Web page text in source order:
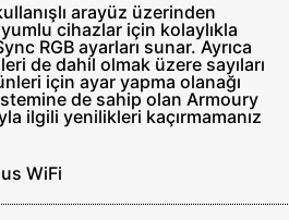
arayüz üzerinden
cihazlar için kolaylıkla
RGB ayarları sunar. Ayrıca
de dahil olmak üzere sayıları
için ayar yapma olanağı
de sahip olan Armoury
ilgili yenilikleri kaçırmamanız